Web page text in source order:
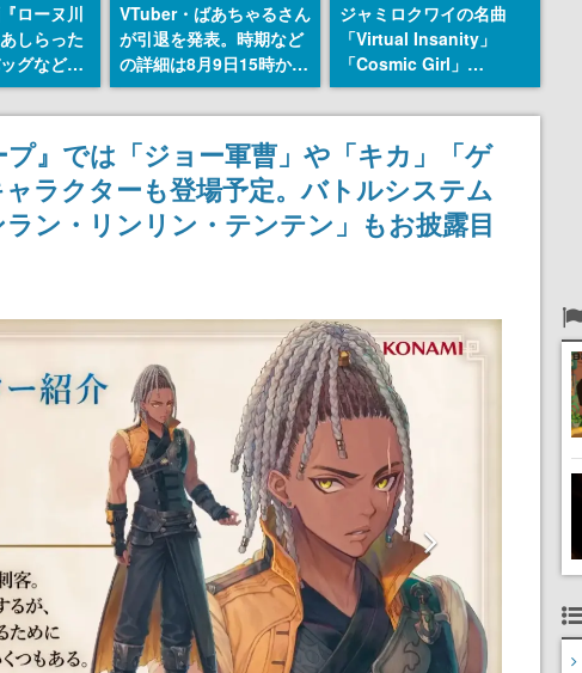
ローヌ川
しらった
グなどが
時より2
販売
VTuber・ばあちゃるさん
が引退を発表。時期など
の詳細は8月9日15時から
の配信で説明
ジャミロクワイの名曲
「Virtual Insanity」
「Cosmic Girl」
「Canned Heat」公式日
本語字幕付きMVがいき
なり公開！「SUMMER
SONIC 2026」での9年ぶ
りとなる日本公演を記念
して
プ』では「ジョー軍曹」や「キカ」「ゲ
ラクターも登場予定。バトルシステム
ン・リンリン・テンテン」もお披露目